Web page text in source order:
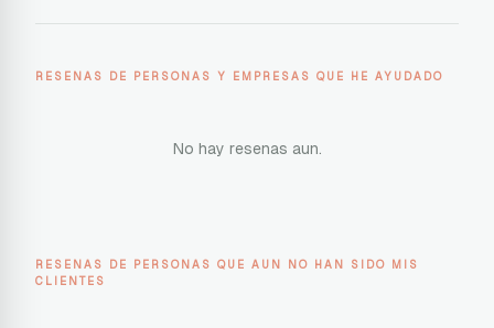
RESENAS DE PERSONAS Y EMPRESAS QUE HE AYUDADO
No hay resenas aun.
RESENAS DE PERSONAS QUE AUN NO HAN SIDO MIS
CLIENTES